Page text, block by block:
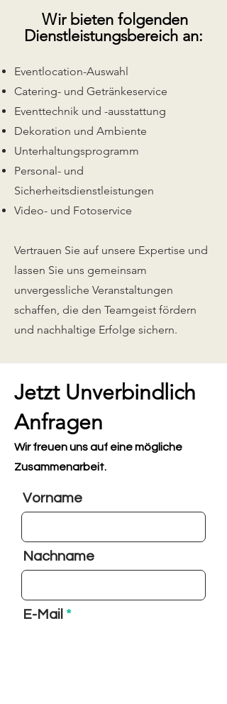
Wir bieten folgenden
Dienstleistungsbereich an:
Eventlocation-Auswahl
Catering- und Getränkeservice
Eventtechnik und -ausstattung
Dekoration und Ambiente
Unterhaltungsprogramm
Personal- und
Sicherheitsdienstleistungen
Video- und Fotoservice
Vertrauen Sie auf unsere Expertise und
lassen Sie uns gemeinsam
unvergessliche Veranstaltungen
schaffen, die den Teamgeist fördern
und nachhaltige Erfolge sichern.
Jetzt Unverbindlich
Anfragen
Wir freuen uns auf eine mögliche
Zusammenarbeit.
Vorname
Nachname
E-Mail